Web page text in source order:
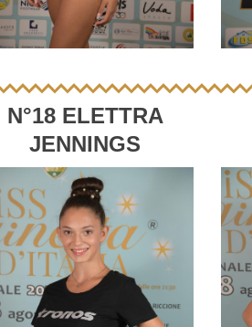
N°18 ELETTRA
JENNINGS